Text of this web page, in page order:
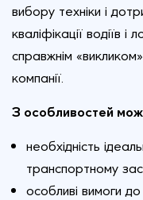
вибору техніки і
кваліфікації водіїв
справжнім
компанії.
З особливостей
необхідність
транспортному
особливі вимоги